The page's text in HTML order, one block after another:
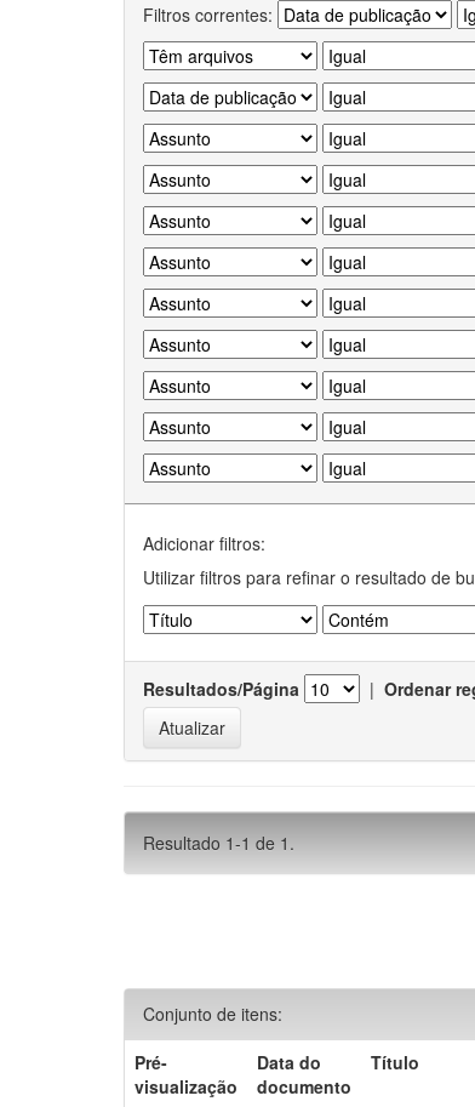
Filtros correntes:
Adicionar filtros:
Utilizar filtros para refinar o resultado de
Resultados/Página | Ordenar
Resultado 1-1 de 1.
Conjunto de itens:
Pré-
visualização
Data do
documento
Título